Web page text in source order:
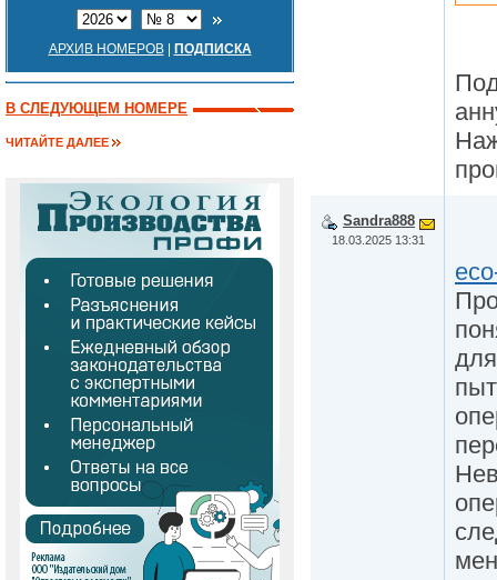
АРХИВ НОМЕРОВ| ПОДПИСКА
В СЛЕДУЮЩЕМ НОМЕРЕ
ЧИТАЙТЕ ДАЛЕЕ
Sandra888
18.03.2025 13:31